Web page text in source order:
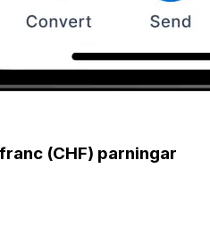
(CHF) parningar